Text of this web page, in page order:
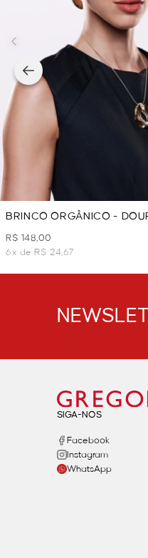
BRINCO ORGÂNICO -
R$ 148,00
6x de R$ 24,67
SIGA-NOS
Facebook
Instagram
WhatsApp